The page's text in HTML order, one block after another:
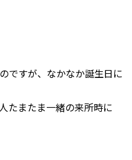
ですが、なかなか誕生日に
たまたま一緒の来所時に